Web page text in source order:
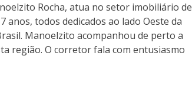
Rocha, atua no setor imobiliário de
todos dedicados ao lado Oeste da
Manoelzito acompanhou de perto a
região. O corretor fala com entusiasmo